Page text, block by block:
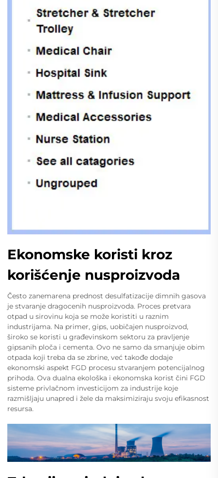
Ekonomske koristi kroz
korišćenje nusproizvoda
Često zanemarena prednost desulfatizacije dimnih gasova
je stvaranje dragocenih nusproizvoda. Proces pretvara
otpad u sirovinu koja se može koristiti u raznim
industrijama. Na primer, gips, uobičajen nusproizvod,
široko se koristi u građevinskom sektoru za pravljenje
gipsanih ploča i cementa. Ovo ne samo da smanjuje obim
otpada koji treba da se zbrine, već takođe dodaje
ekonomski aspekt FGD procesu stvaranjem potencijalnog
prihoda. Ova dualna ekološka i ekonomska korist čini FGD
sisteme privlačnom investicijom za industrije koje
razmišljaju unapred i žele da maksimiziraju svoju efikasnost
resursa.